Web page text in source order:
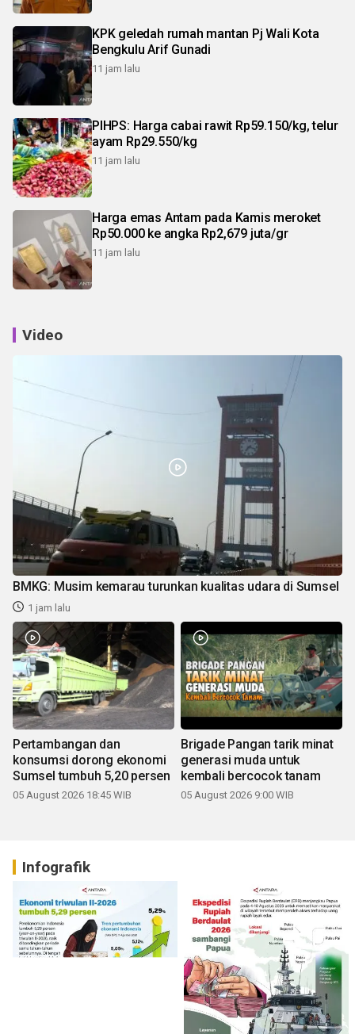
KPK geledah rumah mantan Pj Wali Kota
Bengkulu Arif Gunadi
11 jam lalu
PIHPS: Harga cabai rawit Rp59.150/kg, telur
ayam Rp29.550/kg
11 jam lalu
Harga emas Antam pada Kamis meroket
Rp50.000 ke angka Rp2,679 juta/gr
11 jam lalu
Video
BMKG: Musim kemarau turunkan kualitas udara di Sumsel
1 jam lalu
Pertambangan dan
konsumsi dorong ekonomi
Sumsel tumbuh 5,20 persen
05 August 2026 18:45 WIB
Brigade Pangan tarik minat
generasi muda untuk
kembali bercocok tanam
05 August 2026 9:00 WIB
Infografik